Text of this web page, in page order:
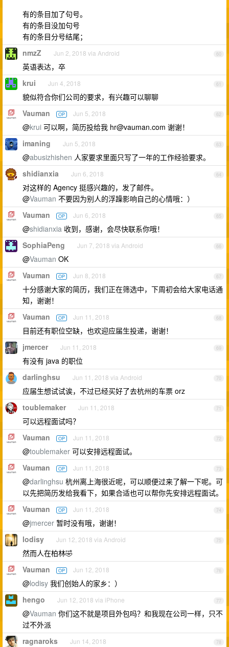
有的条目加了句号。
有的条目没加句号
有的条目分号结尾；
60
nmzZ Jun 2, 2018 via Android
英语表达，卒
61
krui Jun 4, 2018
貌似符合你们公司的要求，有兴趣可以聊聊
62
Vauman OP Jun 5, 2018
@krui 可以啊，简历投给我 hr@vauman.com 谢谢！
63
imaning Jun 5, 2018
@abusizhishen 人家要求里面只写了一年的工作经验要求。
64
shidianxia Jun 6, 2018
对这样的 Agency 挺感兴趣的，发了邮件。
@Vauman 不要因为别人的浮躁影响自己的心情哦：）
65
Vauman OP Jun 6, 2018
@shidianxia 收到，感谢，会尽快联系你哦！
66
SophiaPeng Jun 7, 2018 via Android
@Vauman OK
67
Vauman OP Jun 8, 2018
十分感谢大家的简历，我们正在筛选中，下周初会给大家电话通
知，谢谢！
68
Vauman OP Jun 11, 2018
目前还有职位空缺，也欢迎应届生投递，谢谢！
69
jmercer Jun 11, 2018
有没有 java 的职位
70
darlinghsu Jun 11, 2018 via Android
应届生想试试诶，不过已经买好了去杭州的车票 orz
71
toublemaker Jun 11, 2018
可以远程面试吗？
72
Vauman OP Jun 11, 2018
@toublemaker 可以安排远程面试。
73
Vauman OP Jun 11, 2018
@darlinghsu 杭州离上海很近呢，可以顺便过来了解一下呢。可
以先把简历发给我看下，如果合适也可以帮你先安排远程面试。
74
Vauman OP Jun 11, 2018
@jmercer 暂时没有哦，谢谢！
75
lodisy Jun 12, 2018 via Android
然而人在柏林🤣
76
Vauman OP Jun 12, 2018
@lodisy 我们创始人的家乡：）
77
hengo Jun 12, 2018 via iPhone
@Vauman 你们这不就是项目外包吗？和我现在公司一样，只不
过不外派
78
ragnaroks Jun 14, 2018